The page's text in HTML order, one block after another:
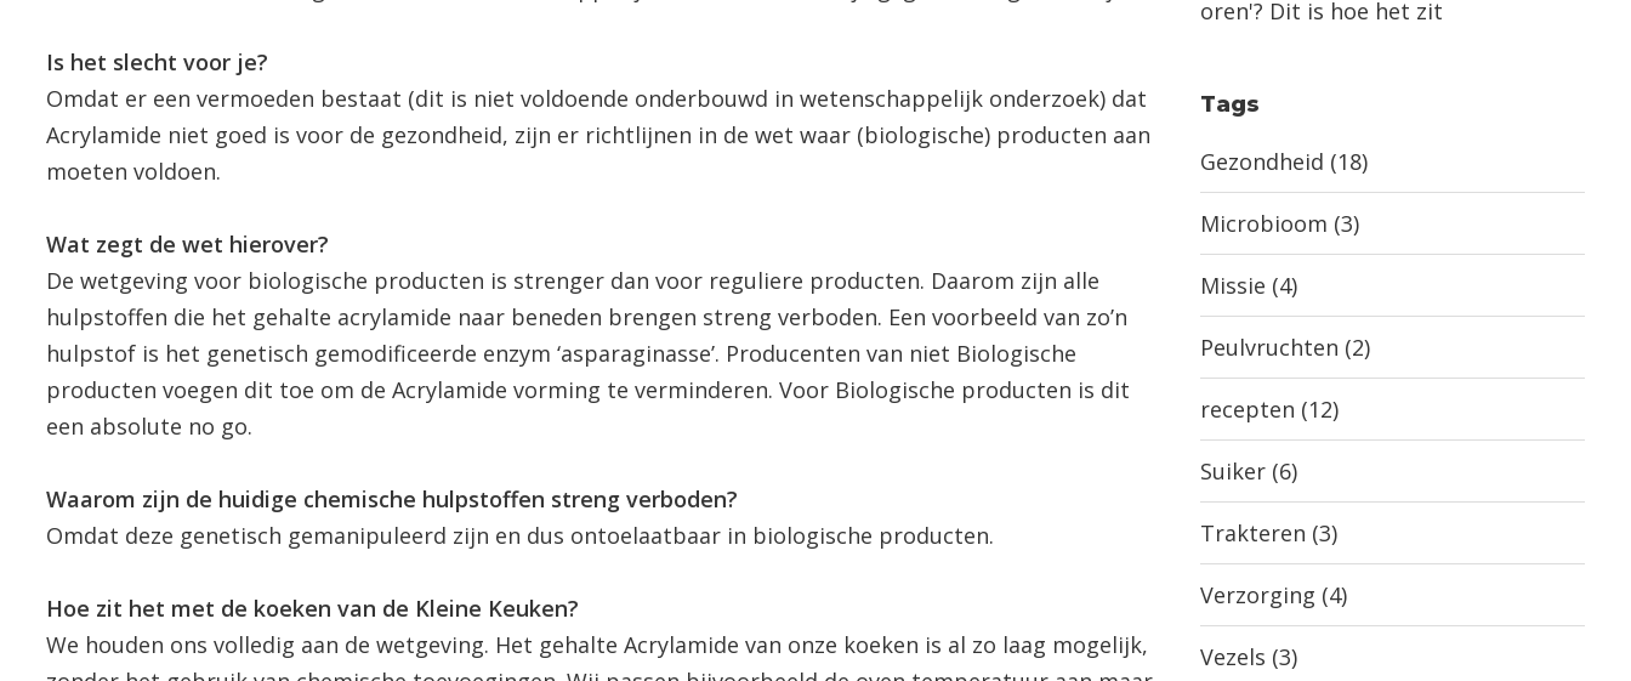
Is het slecht voor je?
Omdat er een vermoeden bestaat (dit is niet voldoende onderbouwd in wetenschappelijk onderzoek) dat
Acrylamide niet goed is voor de gezondheid, zijn er richtlijnen in de wet waar (biologische) producten aan
moeten voldoen.
Wat zegt de wet hierover?
De wetgeving voor biologische producten is strenger dan voor reguliere producten. Daarom zijn alle
hulpstoffen die het gehalte acrylamide naar beneden brengen streng verboden. Een voorbeeld van zo’n
hulpstof is het genetisch gemodificeerde enzym ‘asparaginasse’. Producenten van niet Biologische
producten voegen dit toe om de Acrylamide vorming te verminderen. Voor Biologische producten is dit
een absolute no go.
Waarom zijn de huidige chemische hulpstoffen streng verboden?
Omdat deze genetisch gemanipuleerd zijn en dus ontoelaatbaar in biologische producten.
Hoe zit het met de koeken van de Kleine Keuken?
We houden ons volledig aan de wetgeving. Het gehalte Acrylamide van onze koeken is al zo laag mogelijk,
oren'? Dit is hoe het zit
Tags
Gezondheid (18)
Microbioom (3)
Missie (4)
Peulvruchten (2)
recepten (12)
Suiker (6)
Trakteren (3)
Verzorging (4)
Vezels (3)